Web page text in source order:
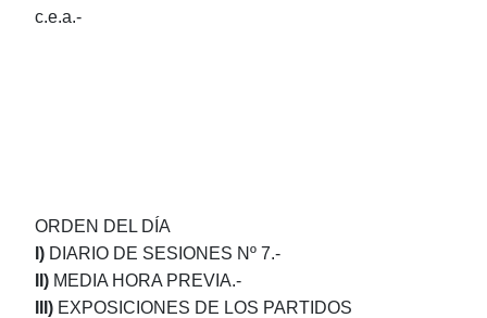
c.e.a.-
ORDEN DEL DÍA
I) DIARIO DE SESIONES Nº 7.-
II) MEDIA HORA PREVIA.-
III) EXPOSICIONES DE LOS PARTIDOS